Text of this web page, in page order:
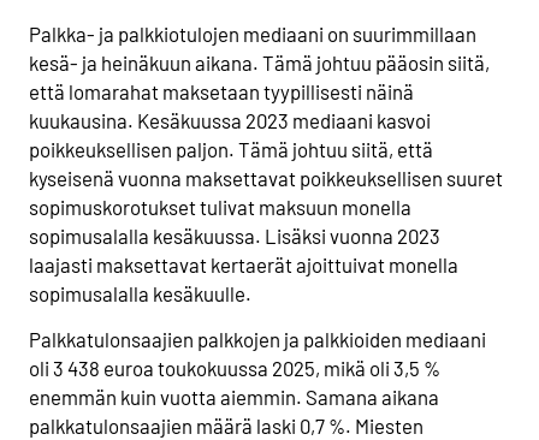
Palkka- ja palkkiotulojen mediaani on suurimmillaan
kesä- ja heinäkuun aikana. Tämä johtuu pääosin siitä,
että lomarahat maksetaan tyypillisesti näinä
kuukausina. Kesäkuussa 2023 mediaani kasvoi
poikkeuksellisen paljon. Tämä johtuu siitä, että
kyseisenä vuonna maksettavat poikkeuksellisen suuret
sopimuskorotukset tulivat maksuun monella
sopimusalalla kesäkuussa. Lisäksi vuonna 2023
laajasti maksettavat kertaerät ajoittuivat monella
sopimusalalla kesäkuulle.
Palkkatulonsaajien palkkojen ja palkkioiden mediaani
oli 3 438 euroa toukokuussa 2025, mikä oli 3,5 %
enemmän kuin vuotta aiemmin. Samana aikana
palkkatulonsaajien määrä laski 0,7 %. Miesten